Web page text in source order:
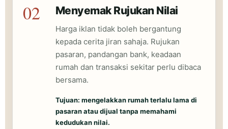
02 Menyemak Rujukan Nilai
Harga iklan tidak boleh bergantung
kepada cerita jiran sahaja. Rujukan
pasaran, pandangan bank, keadaan
rumah dan transaksi sekitar perlu dibaca
bersama.
Tujuan: mengelakkan rumah terlalu lama di
pasaran atau dijual tanpa memahami
kedudukan nilai.